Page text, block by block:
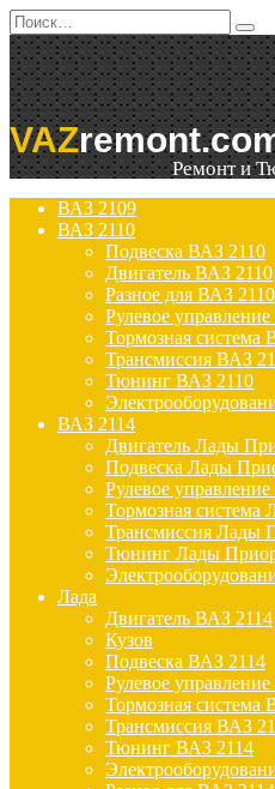
Перейти
к
содержанию
Search
for:
VAZ
Ремонт и
ВАЗ 2109
ВАЗ 2110
Подвеска ВАЗ 2110
Двигатель ВАЗ 2110
Разное для ВАЗ 2110
Рулевое
Тормозная система
Трансмиссия ВАЗ
Тюнинг ВАЗ 2110
ВАЗ 2114
Двигатель Лады
Подвеска Лады
Рулевое
Тормозная
Трансмиссия Лады
Тюнинг Лады
Лада
Двигатель ВАЗ 2114
Кузов
Подвеска ВАЗ 2114
Рулевое
Тормозная система
Трансмиссия ВАЗ
Тюнинг ВАЗ 2114